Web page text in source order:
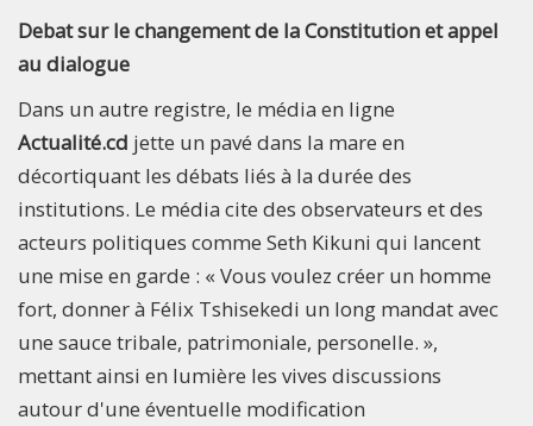
Debat sur le changement de la Constitution et appel
au dialogue
Dans un autre registre, le média en ligne
Actualité.cd jette un pavé dans la mare en
décortiquant les débats liés à la durée des
institutions. Le média cite des observateurs et des
acteurs politiques comme Seth Kikuni qui lancent
une mise en garde : « Vous voulez créer un homme
fort, donner à Félix Tshisekedi un long mandat avec
une sauce tribale, patrimoniale, personelle. »,
mettant ainsi en lumière les vives discussions
autour d'une éventuelle modification